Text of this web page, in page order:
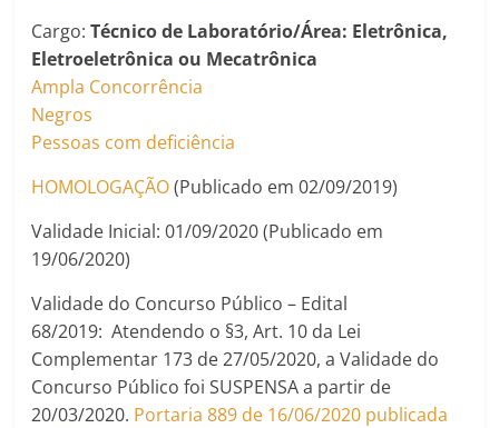
Cargo:Técnico de Laboratório/Área: Eletrônica,
Eletroeletrônica ou Mecatrônica
Ampla Concorrência
Negros
Pessoas com deficiência
HOMOLOGAÇÃO(Publicado em 02/09/2019)
Validade Inicial: 01/09/2020 (Publicado em
19/06/2020)
Validade do Concurso Público – Edital
68/2019: Atendendo o §3, Art. 10 da Lei
Complementar 173 de 27/05/2020, a Validade do
Concurso Público foi SUSPENSA a partir de
20/03/2020. Portaria 889 de 16/06/2020 publicada